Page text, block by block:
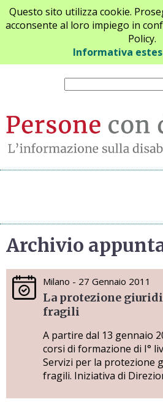
Questo sito utilizza cookie.
acconsente al loro impiego in
Policy.
Informativa
Chi siamo
Archivio
Milano - 27 Gennaio 2011
La protezione
fragili
A partire dal 13 gennaio
corsi di formazione di I°
Servizi per la protezione
fragili. Iniziativa di